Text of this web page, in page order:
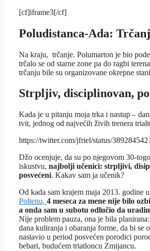
[cf]iframe3[/cf]
Poludistanca-Ada:
Na kraju, trčanje. Polumarton je bio
trčalo se od starne zone pa do ragbi
trčanju bile su organizovane okrepne
Strpljiv, disciplinovan,
Kada je u pitanju moja trka i nastup –
tvit, jednog od najvećih živih trenera
https://twitter.com/jfriel/status/
Džo ocenjuje, da su po njegovom 30-
iskustvu, najbolji učenici: strpljivi,
posvećeni. Kakav sam ja učenik?
Od kada sam krajem maja 2013. godine
Poltenu, 4 meseca za mene nije bilo
a onda sam u subotu odlučio da
Nije problem pauza, ona je bila
dana kuliranja i obaranja forme, da bi se
nastavio u period posvećen porodici
bebari, budućem triatloncu Zmijancu.